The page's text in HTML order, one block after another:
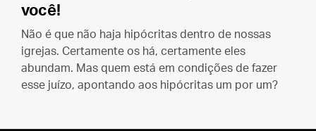
você!
Não é que não haja hipócritas dentro de nossas
igrejas. Certamente os há, certamente eles
abundam. Mas quem está em condições de fazer
esse juízo, apontando aos hipócritas um por um?